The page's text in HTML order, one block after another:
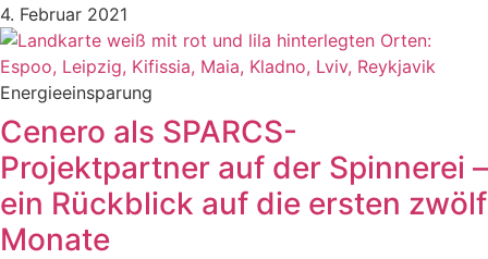
4. Februar 2021
Energieeinsparung
Cenero als SPARCS-
Projektpartner auf der Spinnerei –
ein Rückblick auf die ersten zwölf
Monate